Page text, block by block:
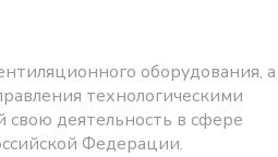
оборудования, а
технологическими
деятельность в сфере
Федерации.